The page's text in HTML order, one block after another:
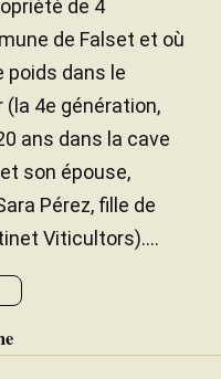
de 4
de Falset et où
poids dans le
(la 4e génération,
ans dans la cave
son épouse,
Pérez, fille de
Viticultors)....